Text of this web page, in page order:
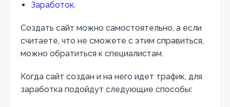
Заработок.
Создать сайт можно самостоятельно, а если
считаете, что не сможете с этим справиться,
можно обратиться к специалистам.
Когда сайт создан и на него идет трафик, для
заработка подойдут следующие способы: